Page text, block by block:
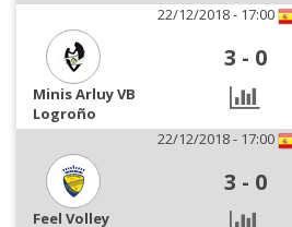
22/12/2018 - 17:00
3 - 0
Minis Arluy VB
Logroño
22/12/2018 - 17:00
3 - 0
Feel Volley